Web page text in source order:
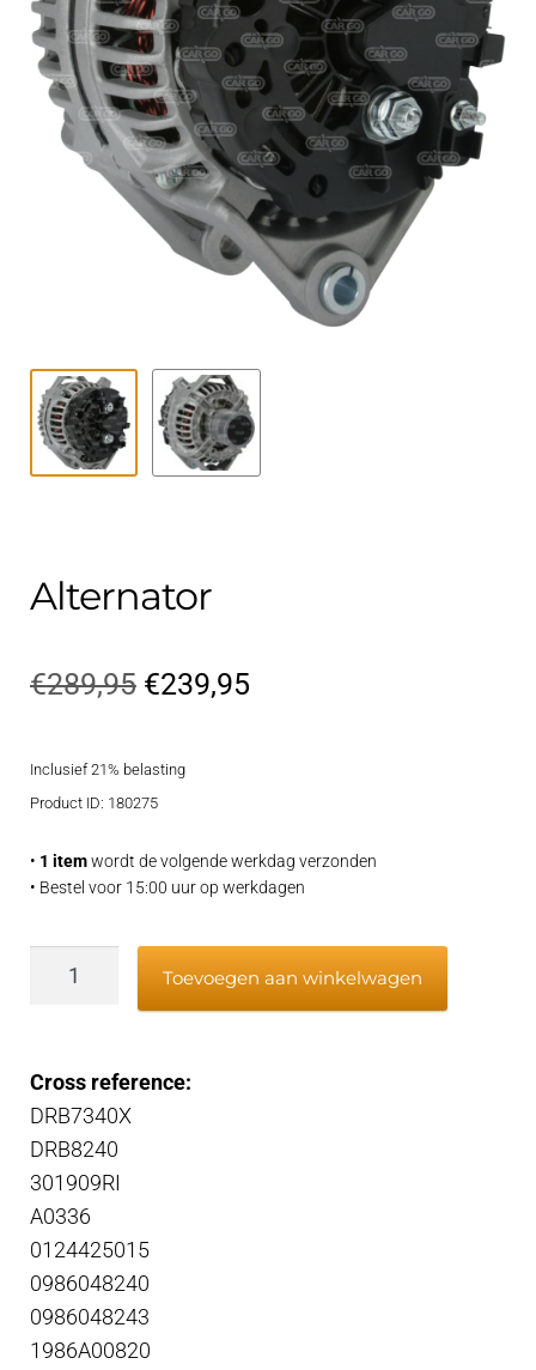
Techniek Blog
Nederlands
Submenu
Alternator
€289,95 Oorspronkelijke
was:
€239,95Huidige
Inclusief 21% belasting
Product ID: 180275
• 1 itemwordt de volgende werkdag verzonden
• Bestel voor 15:00 uur op werkdagen
Toevoegen aan winkelwagen
Cross reference:
DRB7340X
DRB8240
301909RI
A0336
0124425015
0986048240
0986048243
1986A00820